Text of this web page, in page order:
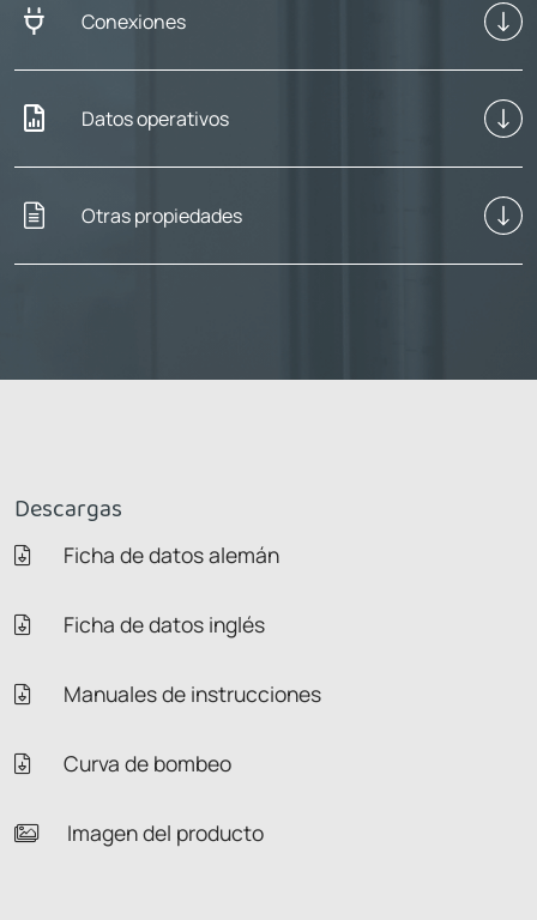
Conexiones
Datos operativos
Otras propiedades
Descargas
Ficha de datos alemán
Ficha de datos inglés
Manuales de instrucciones
Curva de bombeo
Imagen del producto